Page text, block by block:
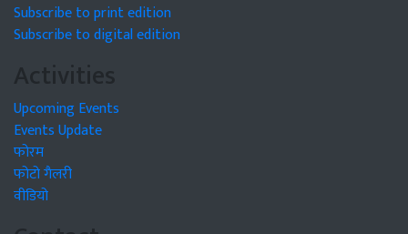
Subscribe to print edition
Subscribe to digital edition
Activities
Upcoming Events
Events Update
फोरम
फोटो गैलरी
वीडियो